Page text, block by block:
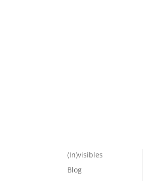
(In)visibles
Blog